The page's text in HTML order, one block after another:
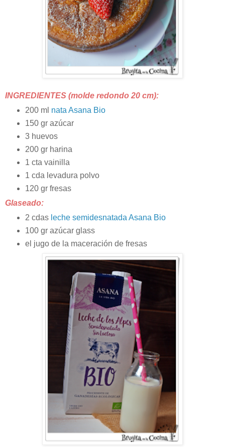
INGREDIENTES (molde redondo 20 cm):
200 ml nata Asana Bio
150 gr azúcar
3 huevos
200 gr harina
1 cta vainilla
1 cda levadura polvo
120 gr fresas
Glaseado:
2 cdas leche semidesnatada Asana Bio
100 gr azúcar glass
el jugo de la maceración de fresas